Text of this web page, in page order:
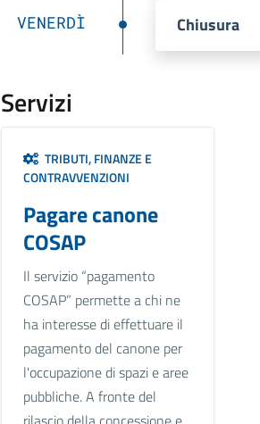
VENERDÌ Chiusura
Servizi
TRIBUTI, FINANZE E
CONTRAVVENZIONI
Pagare canone
COSAP
Il servizio “pagamento
COSAP” permette a chi ne
ha interesse di effettuare il
pagamento del canone per
l'occupazione di spazi e aree
pubbliche. A fronte del